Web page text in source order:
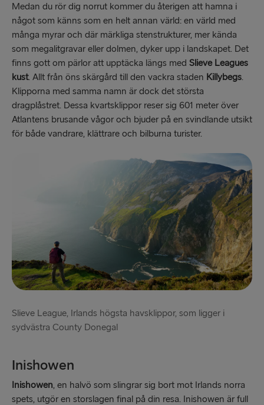
Medan du rör dig norrut kommer du återigen att hamna i
något som känns som en helt annan värld: en värld med
många myrar och där märkliga stenstrukturer, mer kända
som megalitgravar eller dolmen, dyker upp i landskapet. Det
finns gott om pärlor att upptäcka längs med Slieve Leagues
kust. Allt från öns skärgård till den vackra staden Killybegs.
Klipporna med samma namn är dock det största
dragplåstret. Dessa kvartsklippor reser sig 601 meter över
Atlantens brusande vågor och bjuder på en svindlande utsikt
för både vandrare, klättrare och bilburna turister.
Slieve League, Irlands högsta havsklippor, som ligger i
sydvästra County Donegal
Inishowen
Inishowen, en halvö som slingrar sig bort mot Irlands norra
spets, utgör en storslagen final på din resa. Inishowen är full